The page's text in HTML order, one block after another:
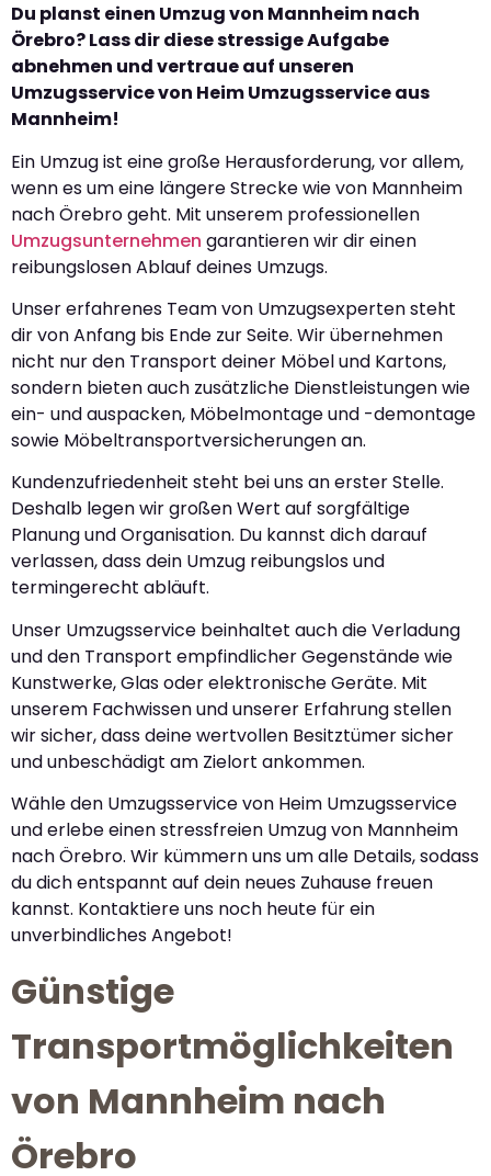
Du planst einen Umzug von Mannheim nach
Örebro? Lass dir diese stressige Aufgabe
abnehmen und vertraue auf unseren
Umzugsservice von Heim Umzugsservice aus
Mannheim!
Ein Umzug ist eine große Herausforderung, vor allem,
wenn es um eine längere Strecke wie von Mannheim
nach Örebro geht. Mit unserem professionellen
Umzugsunternehmen garantieren wir dir einen
reibungslosen Ablauf deines Umzugs.
Unser erfahrenes Team von Umzugsexperten steht
dir von Anfang bis Ende zur Seite. Wir übernehmen
nicht nur den Transport deiner Möbel und Kartons,
sondern bieten auch zusätzliche Dienstleistungen wie
ein- und auspacken, Möbelmontage und -demontage
sowie Möbeltransportversicherungen an.
Kundenzufriedenheit steht bei uns an erster Stelle.
Deshalb legen wir großen Wert auf sorgfältige
Planung und Organisation. Du kannst dich darauf
verlassen, dass dein Umzug reibungslos und
termingerecht abläuft.
Unser Umzugsservice beinhaltet auch die Verladung
und den Transport empfindlicher Gegenstände wie
Kunstwerke, Glas oder elektronische Geräte. Mit
unserem Fachwissen und unserer Erfahrung stellen
wir sicher, dass deine wertvollen Besitztümer sicher
und unbeschädigt am Zielort ankommen.
Wähle den Umzugsservice von Heim Umzugsservice
und erlebe einen stressfreien Umzug von Mannheim
nach Örebro. Wir kümmern uns um alle Details, sodass
du dich entspannt auf dein neues Zuhause freuen
kannst. Kontaktiere uns noch heute für ein
unverbindliches Angebot!
Günstige
Transportmöglichkeiten
von Mannheim nach
Örebro